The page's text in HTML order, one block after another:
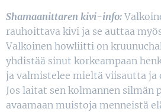
Shamaanittaren kivi-info:
rauhoittava kivi ja se auttaa
Valkoinen howliitti on
yhdistää sinut korkeampaan
ja valmistelee mieltä viisautta ja
Jos laitat sen kolmannen silmän
avaamaan muistoja menneistä